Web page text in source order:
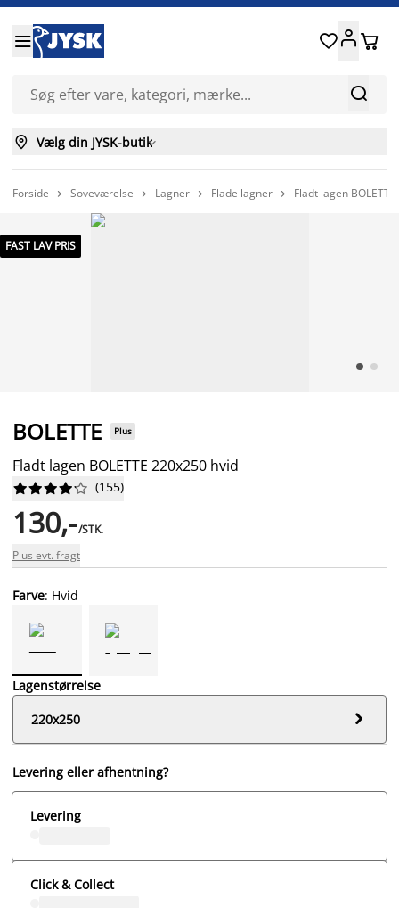


 
 Vælg din JYSK-butik
Forside  Soveværelse  Lagner  Flade lagner  Fladt lagen
FAST LAV PRIS
BOLETTE Plus
Fladt lagen BOLETTE 220x250 hvid





 (155)
130,-/STK.
Plus evt. fragt
Farve: Hvid
Lagenstørrelse
220x250

Levering eller afhentning?
Levering
Click & Collect